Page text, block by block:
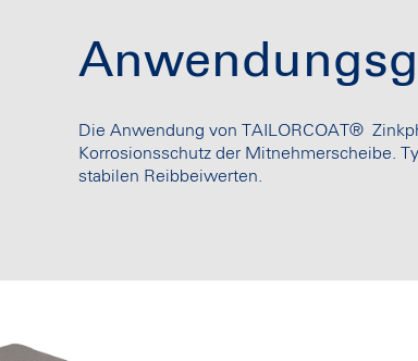
Die Anwendung von TAILORCOAT®
Korrosionsschutz der Mitnehmerscheibe.
stabilen Reibbeiwerten.